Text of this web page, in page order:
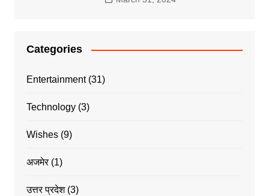
Categories
Entertainment(31)
Technology(3)
Wishes(9)
अजमेर(1)
उत्तर प्रदेश(3)